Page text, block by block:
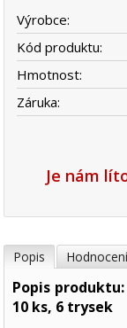
Výrobce:
Kód produktu:
Hmotnost:
Záruka:
Je nám
Popis
Popis produktu:
10 ks, 6 trysek